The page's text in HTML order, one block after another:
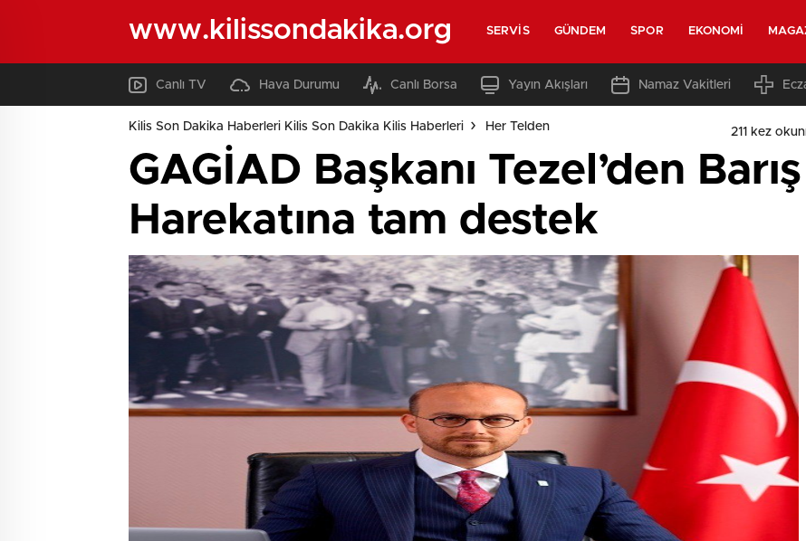
www.kilissondakika.org SERVIS GÜNDEM SPOR EKONOMI
Canlı TV Hava Durumu Canlı Borsa Yayın Akışları Namaz Vakitleri
Kilis Son Dakika Haberleri Kilis Son Dakika Kilis Haberleri Her Telden 211 kez
GAGİAD Başkanı Tezel’den
Harekatına tam destek